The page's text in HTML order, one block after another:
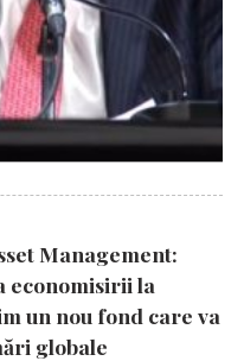
Management:
economisirii la
un nou fond care va
globale